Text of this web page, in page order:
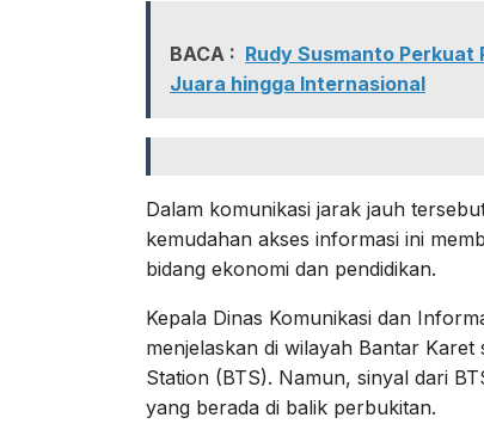
BACA : Rudy Susmanto
Juara hingga Internasional
Dalam komunikasi jarak jauh
kemudahan akses informasi ini
bidang ekonomi dan pendidikan.
Kepala Dinas Komunikasi dan
menjelaskan di wilayah Bantar
Station (BTS). Namun, sinyal dari
yang berada di balik perbukitan.